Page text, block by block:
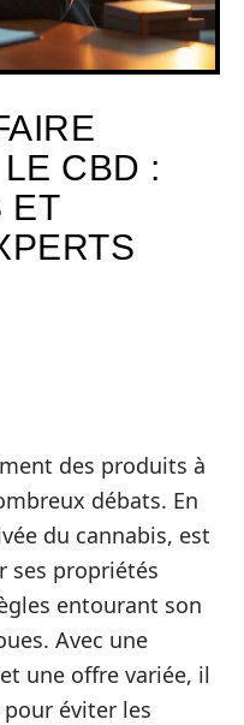
CBD :
ET
des produits à
débats. En
du cannabis, est
ses propriétés
entourant son
Avec une
une offre variée, il
éviter les